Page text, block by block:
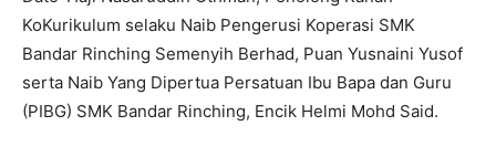
KoKurikulum selaku Naib Pengerusi Koperasi SMK
Bandar Rinching Semenyih Berhad, Puan Yusnaini Yusof
serta Naib Yang Dipertua Persatuan Ibu Bapa dan Guru
(PIBG) SMK Bandar Rinching, Encik Helmi Mohd Said.